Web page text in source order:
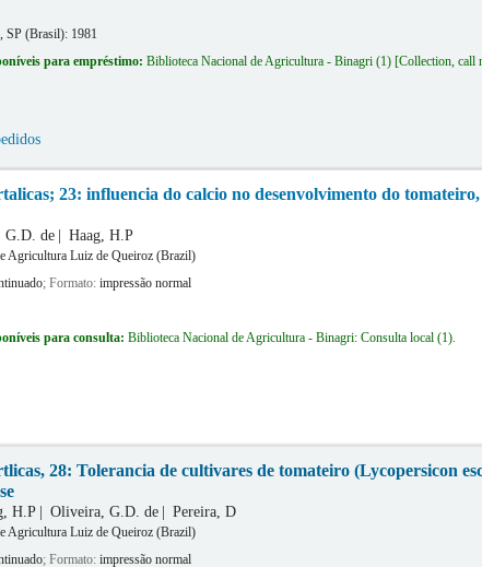
SP (Brasil): 1981
para empréstimo:Biblioteca Nacional de Agricultura - Binagri (1) Collection, call
23: influencia do calcio no desenvolvimento do
G.D. de Haag, H.P
Agricultura Luiz de Queiroz (Brazil)
; Formato:impressão normal
para consulta:Biblioteca Nacional de Agricultura - Binagri: Consulta local(1).
28: Tolerancia de cultivares de tomateiro (Lycopersicon
H.P Oliveira, G.D. de Pereira, D
Agricultura Luiz de Queiroz (Brazil)
; Formato:impressão normal